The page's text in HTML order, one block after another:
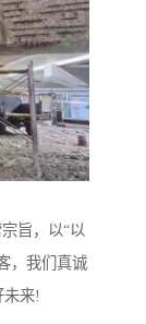
旨，以“以
，我们真诚
未来!